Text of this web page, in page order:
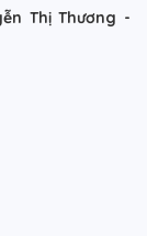
Thị Thương -